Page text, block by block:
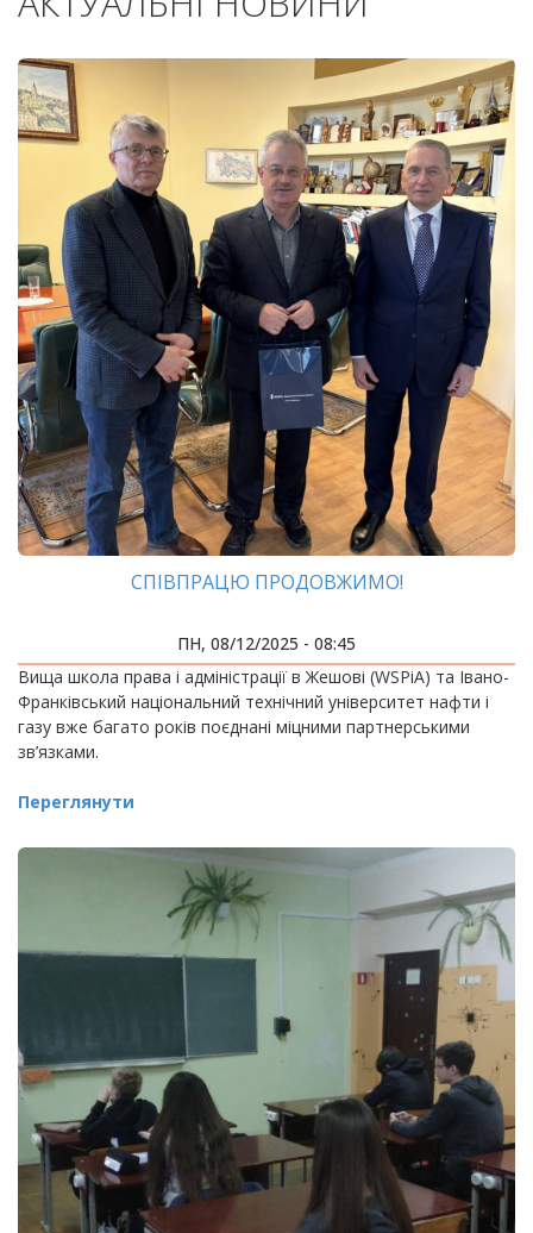
СПІВПРАЦЮ ПРОДОВЖИМО!
ПН, 08/12/2025 - 08:45
Вища школа права і адміністрації в Жешові (WSPiA) та Івано-
Франківський національний технічний університет нафти і
газу вже багато років поєднані міцними партнерськими
зв’язками.
Переглянути